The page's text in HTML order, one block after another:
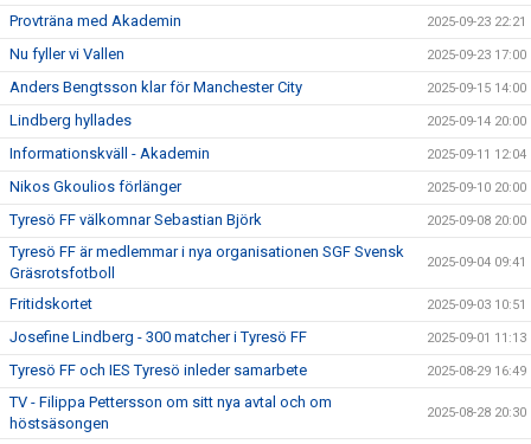
Provträna med Akademin 2025-09-23 22:21
Nu fyller vi Vallen 2025-09-23 17:00
Anders Bengtsson klar för Manchester City 2025-09-15 14:00
Lindberg hyllades 2025-09-14 20:00
Informationskväll - Akademin 2025-09-11 12:04
Nikos Gkoulios förlänger 2025-09-10 20:00
Tyresö FF välkomnar Sebastian Björk 2025-09-08 20:00
Tyresö FF är medlemmar i nya organisationen SGF Svensk
Gräsrotsfotboll
2025-09-04 09:41
Fritidskortet 2025-09-03 10:51
Josefine Lindberg - 300 matcher i Tyresö FF 2025-09-01 11:13
Tyresö FF och IES Tyresö inleder samarbete 2025-08-29 16:49
TV - Filippa Pettersson om sitt nya avtal och om
höstsäsongen
2025-08-28 20:30